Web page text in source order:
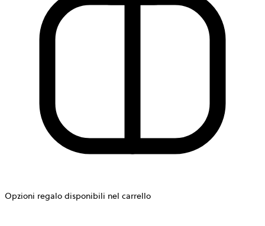
Opzioni regalo disponibili nel carrello